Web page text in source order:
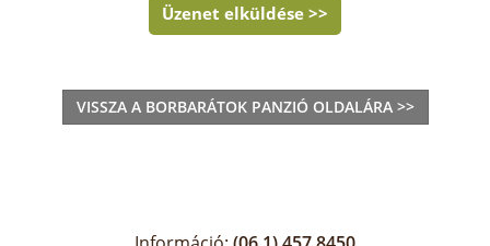
Üzenet elküldése >>
VISSZA A BORBARÁTOK PANZIÓ OLDALÁRA >>